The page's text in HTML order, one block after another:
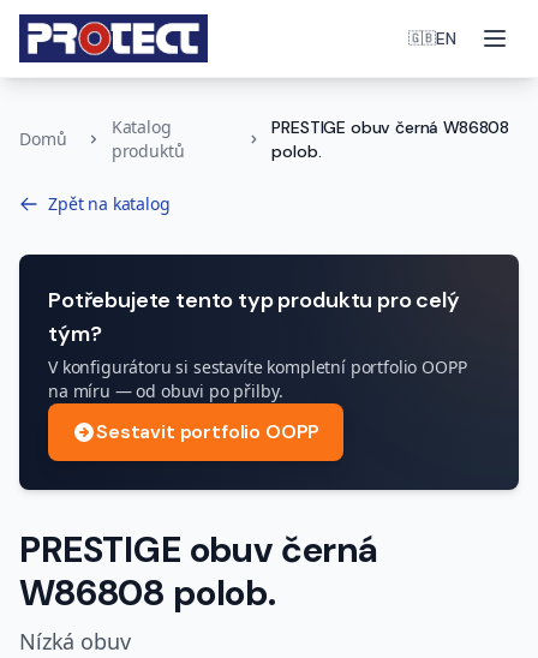
🇬🇧EN
Domů
Katalog
produktů
PRESTIGE obuv černá W86808
polob.
Zpět na katalog
Potřebujete tento typ produktu pro celý
tým?
V konfigurátoru si sestavíte kompletní portfolio OOPP
na míru — od obuvi po přilby.
Sestavit portfolio OOPP
PRESTIGE obuv černá
W86808 polob.
Nízká obuv